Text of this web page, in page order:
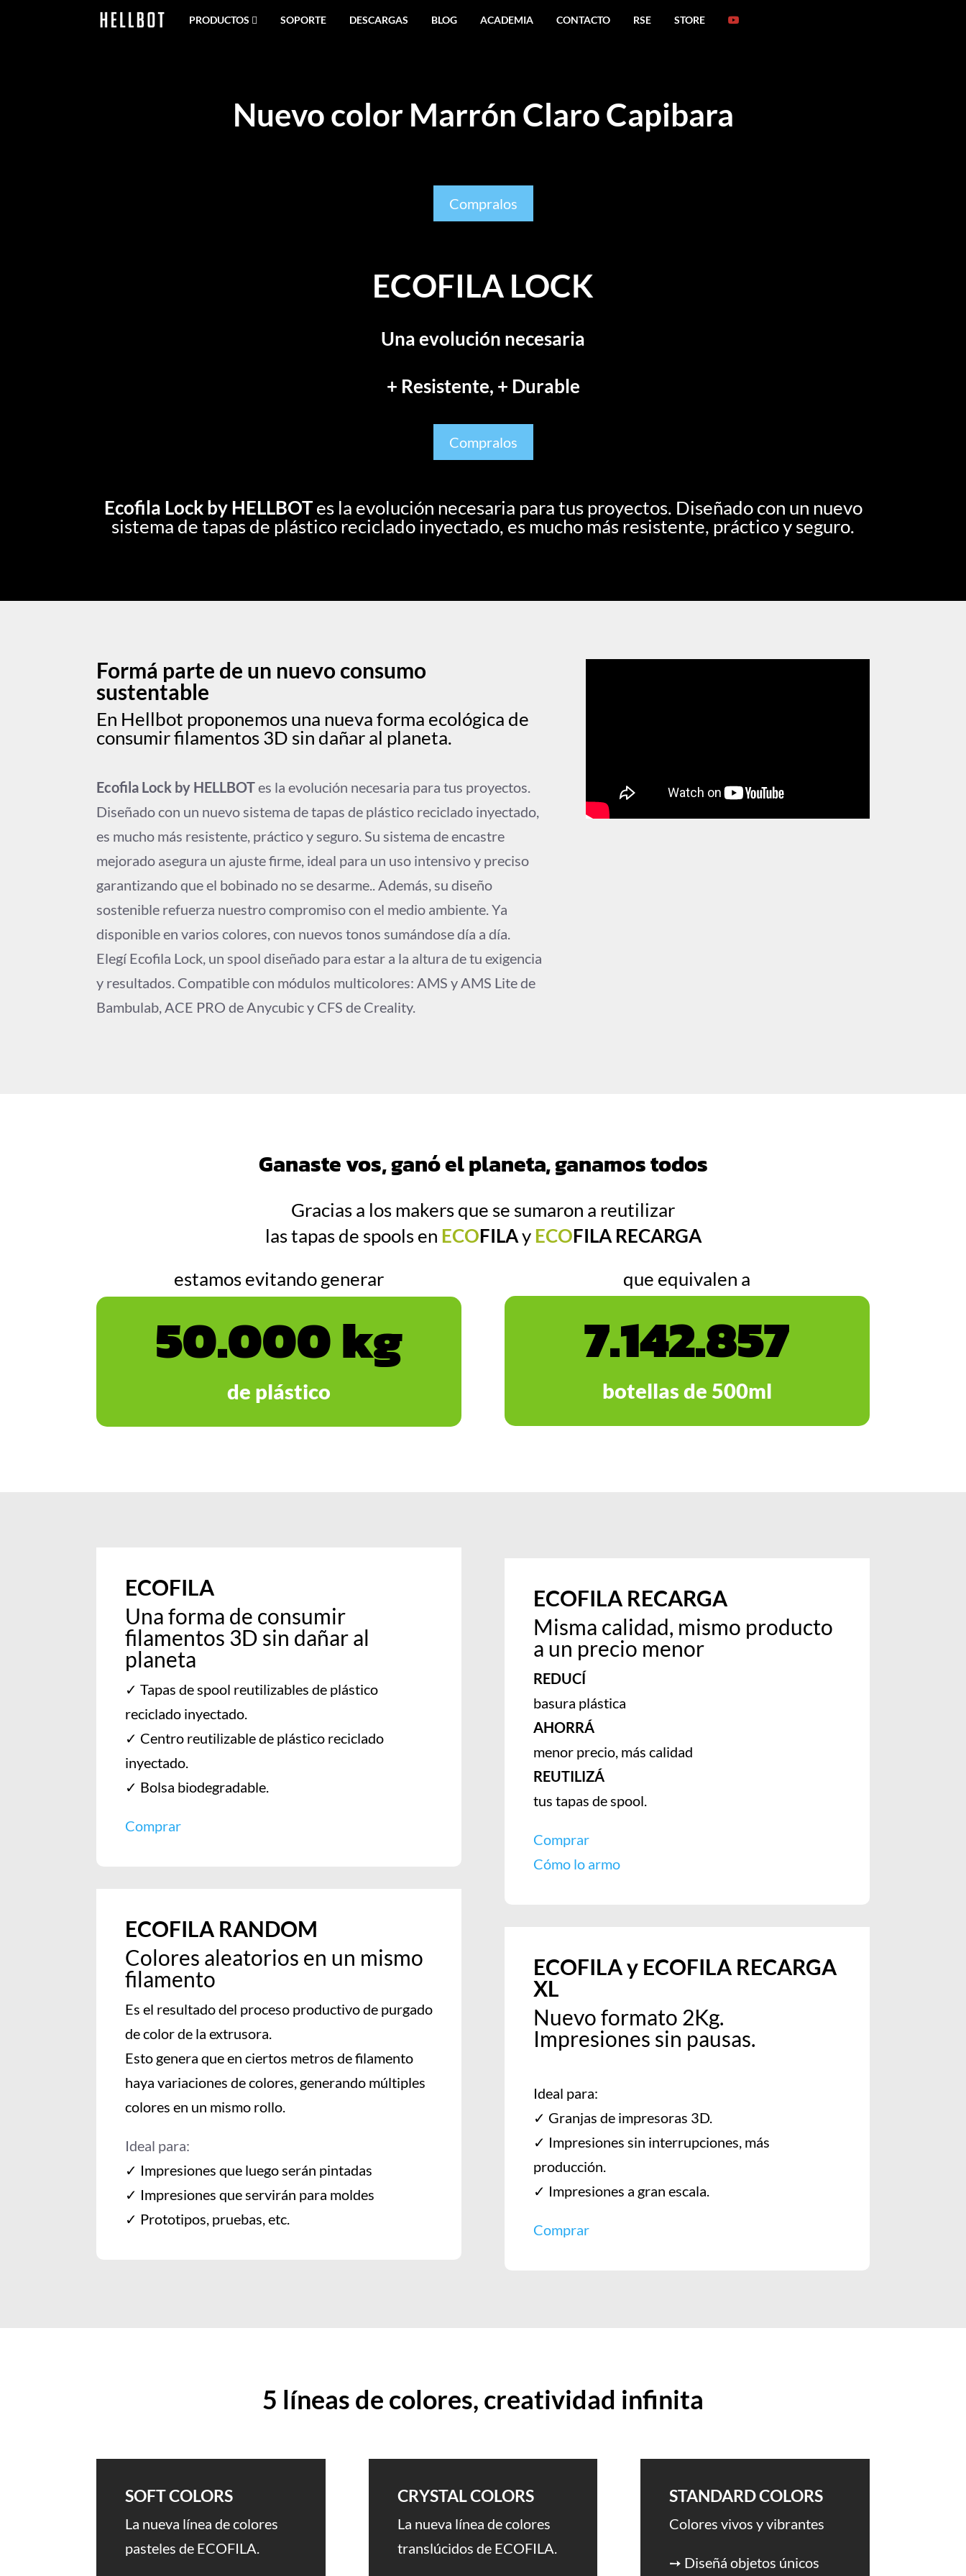
PRODUCTOS SOPORTE DESCARGAS BLOG ACADEMIA CONTACTO RSE STORE
Nuevo color Marrón Claro Capibara
Compralos
ECOFILA LOCK
Una evolución necesaria
+ Resistente, + Durable
Compralos
Ecofila Lock by HELLBOTes la evolución necesaria para tus proyectos. Diseñado con un nuevo
sistema de tapas de plástico reciclado inyectado, es mucho más resistente, práctico y seguro.
Formá parte de un nuevo consumo
sustentable
En Hellbot proponemos una nueva forma ecológica de
consumir filamentos 3D sin dañar al planeta.
Ecofila Lock by HELLBOTes la evolución necesaria para tus proyectos.
Diseñado con un nuevo sistema de tapas de plástico reciclado inyectado,
es mucho más resistente, práctico y seguro. Su sistema de encastre
mejorado asegura un ajuste firme, ideal para un uso intensivo y preciso
garantizando que el bobinado no se desarme.. Además, su diseño
sostenible refuerza nuestro compromiso con el medio ambiente. Ya
disponible en varios colores, con nuevos tonos sumándose día a día.
Elegí Ecofila Lock, un spool diseñado para estar a la altura de tu exigencia
y resultados. Compatible con módulos multicolores: AMS y AMS Lite de
Bambulab, ACE PRO de Anycubic y CFS de Creality.
Ganaste vos, ganó el planeta, ganamos todos
Gracias a los makers que se sumaron a reutilizar
las tapas de spools en ECOFILAyECOFILA RECARGA
estamos evitando generar
50.000 kg
de plástico
que equivalen a
7.142.857
botellas de 500ml
ECOFILA
Una forma de consumir
filamentos 3D sin dañar al
planeta
✓ Tapas de spool reutilizables de plástico
reciclado inyectado.
✓ Centro reutilizable de plástico reciclado
inyectado.
✓ Bolsa biodegradable.
Comprar
ECOFILA RANDOM
Colores aleatorios en un mismo
filamento
Es el resultado del proceso productivo de purgado
de color de la extrusora.
Esto genera que en ciertos metros de filamento
haya variaciones de colores, generando múltiples
colores en un mismo rollo.
Ideal para:
✓ Impresiones que luego serán pintadas
✓ Impresiones que servirán para moldes
✓ Prototipos, pruebas, etc.
ECOFILA RECARGA
Misma calidad, mismo producto
a un precio menor
REDUCÍ
basura plástica
AHORRÁ
menor precio, más calidad
REUTILIZÁ
tus tapas de spool.
Comprar
Cómo lo armo
ECOFILA y ECOFILA RECARGA
XL
Nuevo formato 2Kg.
Impresiones sin pausas.
Ideal para:
✓ Granjas de impresoras 3D.
✓ Impresiones sin interrupciones, más
producción.
✓ Impresiones a gran escala.
Comprar
5 líneas de colores, creatividad infinita
SOFT COLORS
La nueva línea de colores
pasteles de ECOFILA.
CRYSTAL COLORS
La nueva línea de colores
translúcidos de ECOFILA.
STANDARD COLORS
Colores vivos y vibrantes
➙ Diseñá objetos únicos